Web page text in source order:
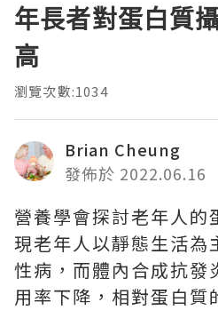
年長者對蛋白質
高
瀏覽次數:1034
Brian Cheung
發佈於 2022.06.16
營養學會探討老年人的
現老年人以靜態生活為
性病，而體內合成抗發
用率下降，相對蛋白質